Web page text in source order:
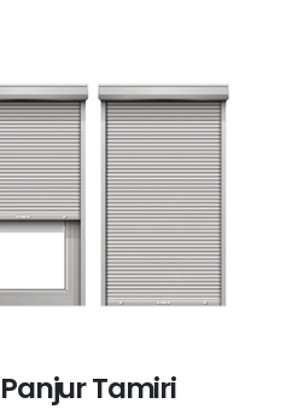
Tamiri